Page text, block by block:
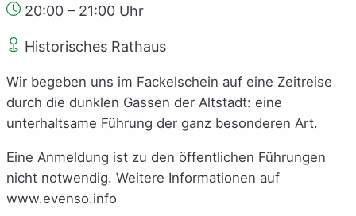
20:00 – 21:00 Uhr
Historisches Rathaus
Wir begeben uns im Fackelschein auf eine Zeitreise
durch die dunklen Gassen der Altstadt: eine
unterhaltsame Führung der ganz besonderen Art.
Eine Anmeldung ist zu den öffentlichen Führungen
nicht notwendig. Weitere Informationen auf
www.evenso.info